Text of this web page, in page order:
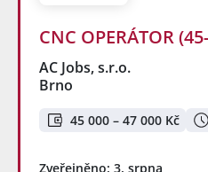
CNC OPERÁTOR
AC Jobs, s.r.o.
Brno
45 000 – 47 000 Kč
Zveřejněno: 3. srpna